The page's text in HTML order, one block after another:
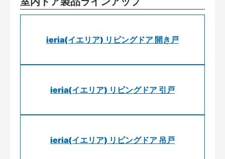
ieria(イエリア) リビングドア 開き戸
ieria(イエリア) リビングドア 引戸
ieria(イエリア) リビングドア 吊戸